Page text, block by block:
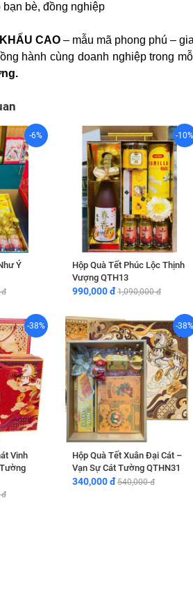
bạn bè, đồng nghiệp
CAO – mẫu mã phong phú –
hành cùng doanh nghiệp trong
-6%
Ý
đ
-10%
Hộp Quà Tết Phúc Lộc Thịnh
Vượng QTH13
990,000 đ1,090,000 đ
-38%
Vinh
đ
-38%
Hộp Quà Tết Xuân Đại Cát –
Vạn Sự Cát Tường QTHN31
340,000 đ540,000 đ